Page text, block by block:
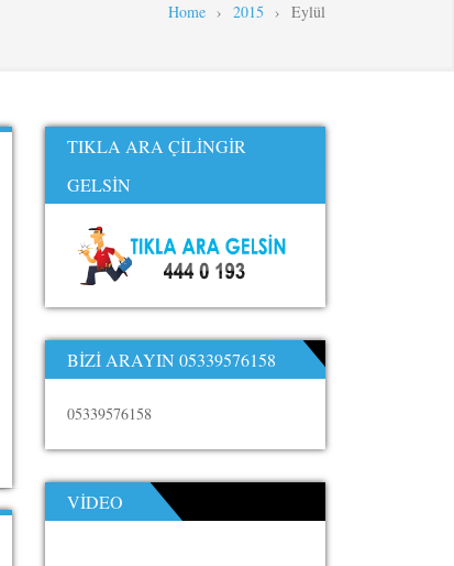
Home › 2015 › Eylül
TIKLA ARA ÇILINGIR
GELSIN
BIZI ARAYIN 05339576158
05339576158
VIDEO